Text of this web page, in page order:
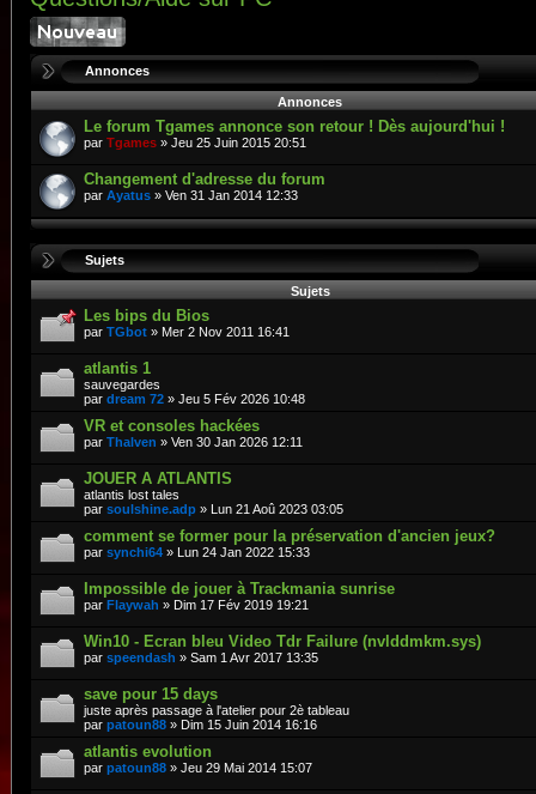
Annonces
Annonces
Le forum Tgames annonce son retour ! Dès aujourd'hui !
par Tgames » Jeu 25 Juin 2015 20:51
Changement d'adresse du forum
par Ayatus » Ven 31 Jan 2014 12:33
Sujets
Sujets
Les bips du Bios
par TGbot » Mer 2 Nov 2011 16:41
atlantis 1
sauvegardes
par dream 72 » Jeu 5 Fév 2026 10:48
VR et consoles hackées
par Thalven » Ven 30 Jan 2026 12:11
JOUER A ATLANTIS
atlantis lost tales
par soulshine.adp » Lun 21 Aoû 2023 03:05
comment se former pour la préservation d'ancien jeux?
par synchi64 » Lun 24 Jan 2022 15:33
Impossible de jouer à Trackmania sunrise
par Flaywah » Dim 17 Fév 2019 19:21
Win10 - Ecran bleu Video Tdr Failure (nvlddmkm.sys)
par speendash » Sam 1 Avr 2017 13:35
save pour 15 days
juste après passage à l'atelier pour 2è tableau
par patoun88 » Dim 15 Juin 2014 16:16
atlantis evolution
par patoun88 » Jeu 29 Mai 2014 15:07